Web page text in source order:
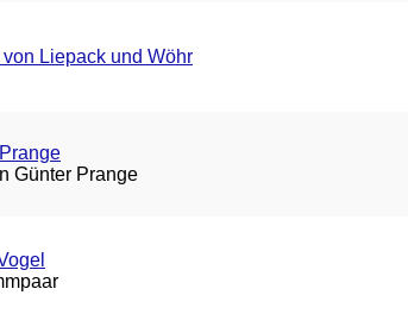
Liepack und Wöhr
Günter Prange